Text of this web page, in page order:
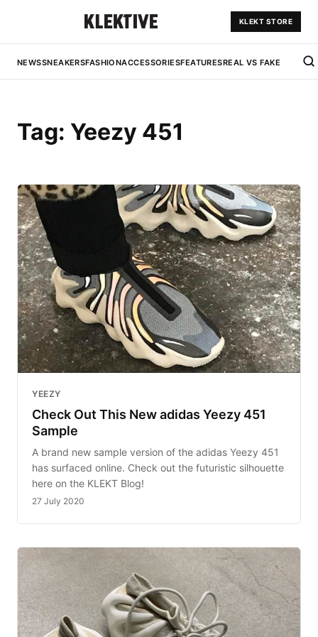
KLEKT STORE
NEWSSNEAKERSFASHIONACCESSORIESFEATURESREAL VS FAKE
Tag: Yeezy 451
YEEZY
Check Out This New adidas Yeezy 451
Sample
A brand new sample version of the adidas Yeezy 451
has surfaced online. Check out the futuristic silhouette
here on the KLEKT Blog!
27 July 2020